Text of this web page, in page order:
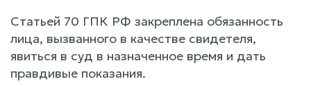
Статьей 70 ГПК РФ закреплена обязанность
лица, вызванного в качестве свидетеля,
явиться в суд в назначенное время и дать
правдивые показания.